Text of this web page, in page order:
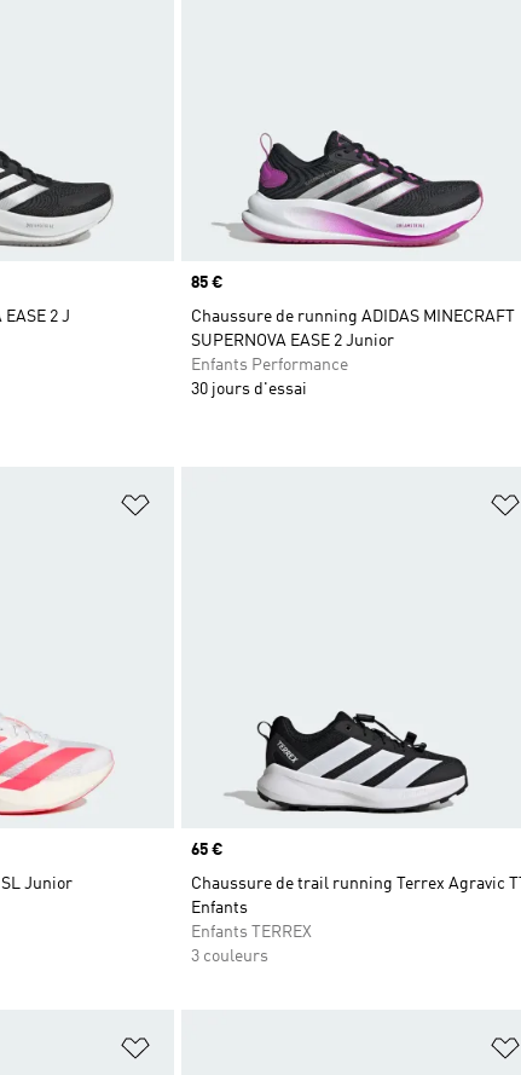
2 J
Prix
85 €
Chaussure de running ADIDAS MINECRAFT
SUPERNOVA EASE 2 Junior
Enfants Performance
30 jours d'essai
Junior
Prix
65 €
Chaussure de trail running Terrex Agravic TT
Enfants
Enfants TERREX
3 couleurs